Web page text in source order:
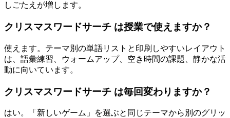
しごたえが増します。
クリスマスワードサーチ は授業で使えますか？
使えます。テーマ別の単語リストと印刷しやすいレイアウト
は、語彙練習、ウォームアップ、空き時間の課題、静かな活
動に向いています。
クリスマスワードサーチ は毎回変わりますか？
はい。「新しいゲーム」を選ぶと同じテーマから別のグリッ